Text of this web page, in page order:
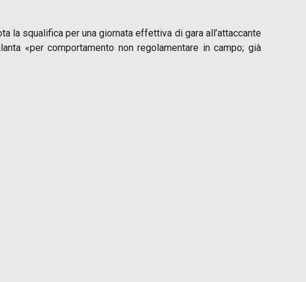
la squalifica per una giornata effettiva di gara all’attaccante
«per comportamento non regolamentare in campo; già